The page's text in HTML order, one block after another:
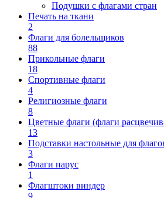
Подушки с флагами стран
Печать на ткани
2
Флаги для болельщиков
88
Прикольные флаги
18
Спортивные флаги
4
Религиозные флаги
8
Цветные флаги (флаги
13
Подставки настольные для
3
Флаги парус
1
Флагштоки виндер
9